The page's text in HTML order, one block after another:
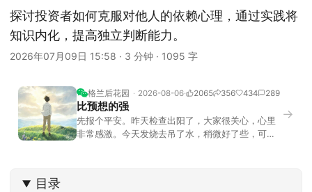
探讨投资者如何克服对他人的依赖心理，通过实践将
知识内化，提高独立判断能力。
2026年07月09日 15:58 · 3 分钟 · 1095 字
格兰后花园 2026-08-06 2065 356 434 289
比预想的强
先报个平安。昨天检查出阳了，大家很关心，心里
非常感激。今天发烧去吊了水，稍微好了些，可没
→
目录